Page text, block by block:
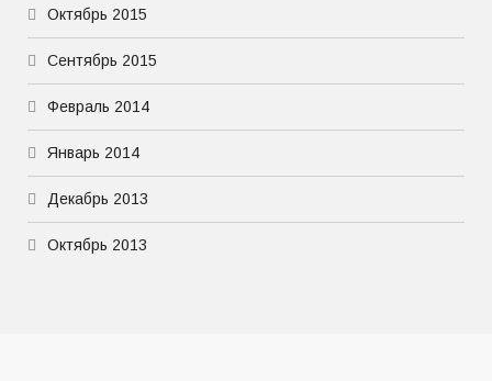
Октябрь 2015
Сентябрь 2015
Февраль 2014
Январь 2014
Декабрь 2013
Октябрь 2013